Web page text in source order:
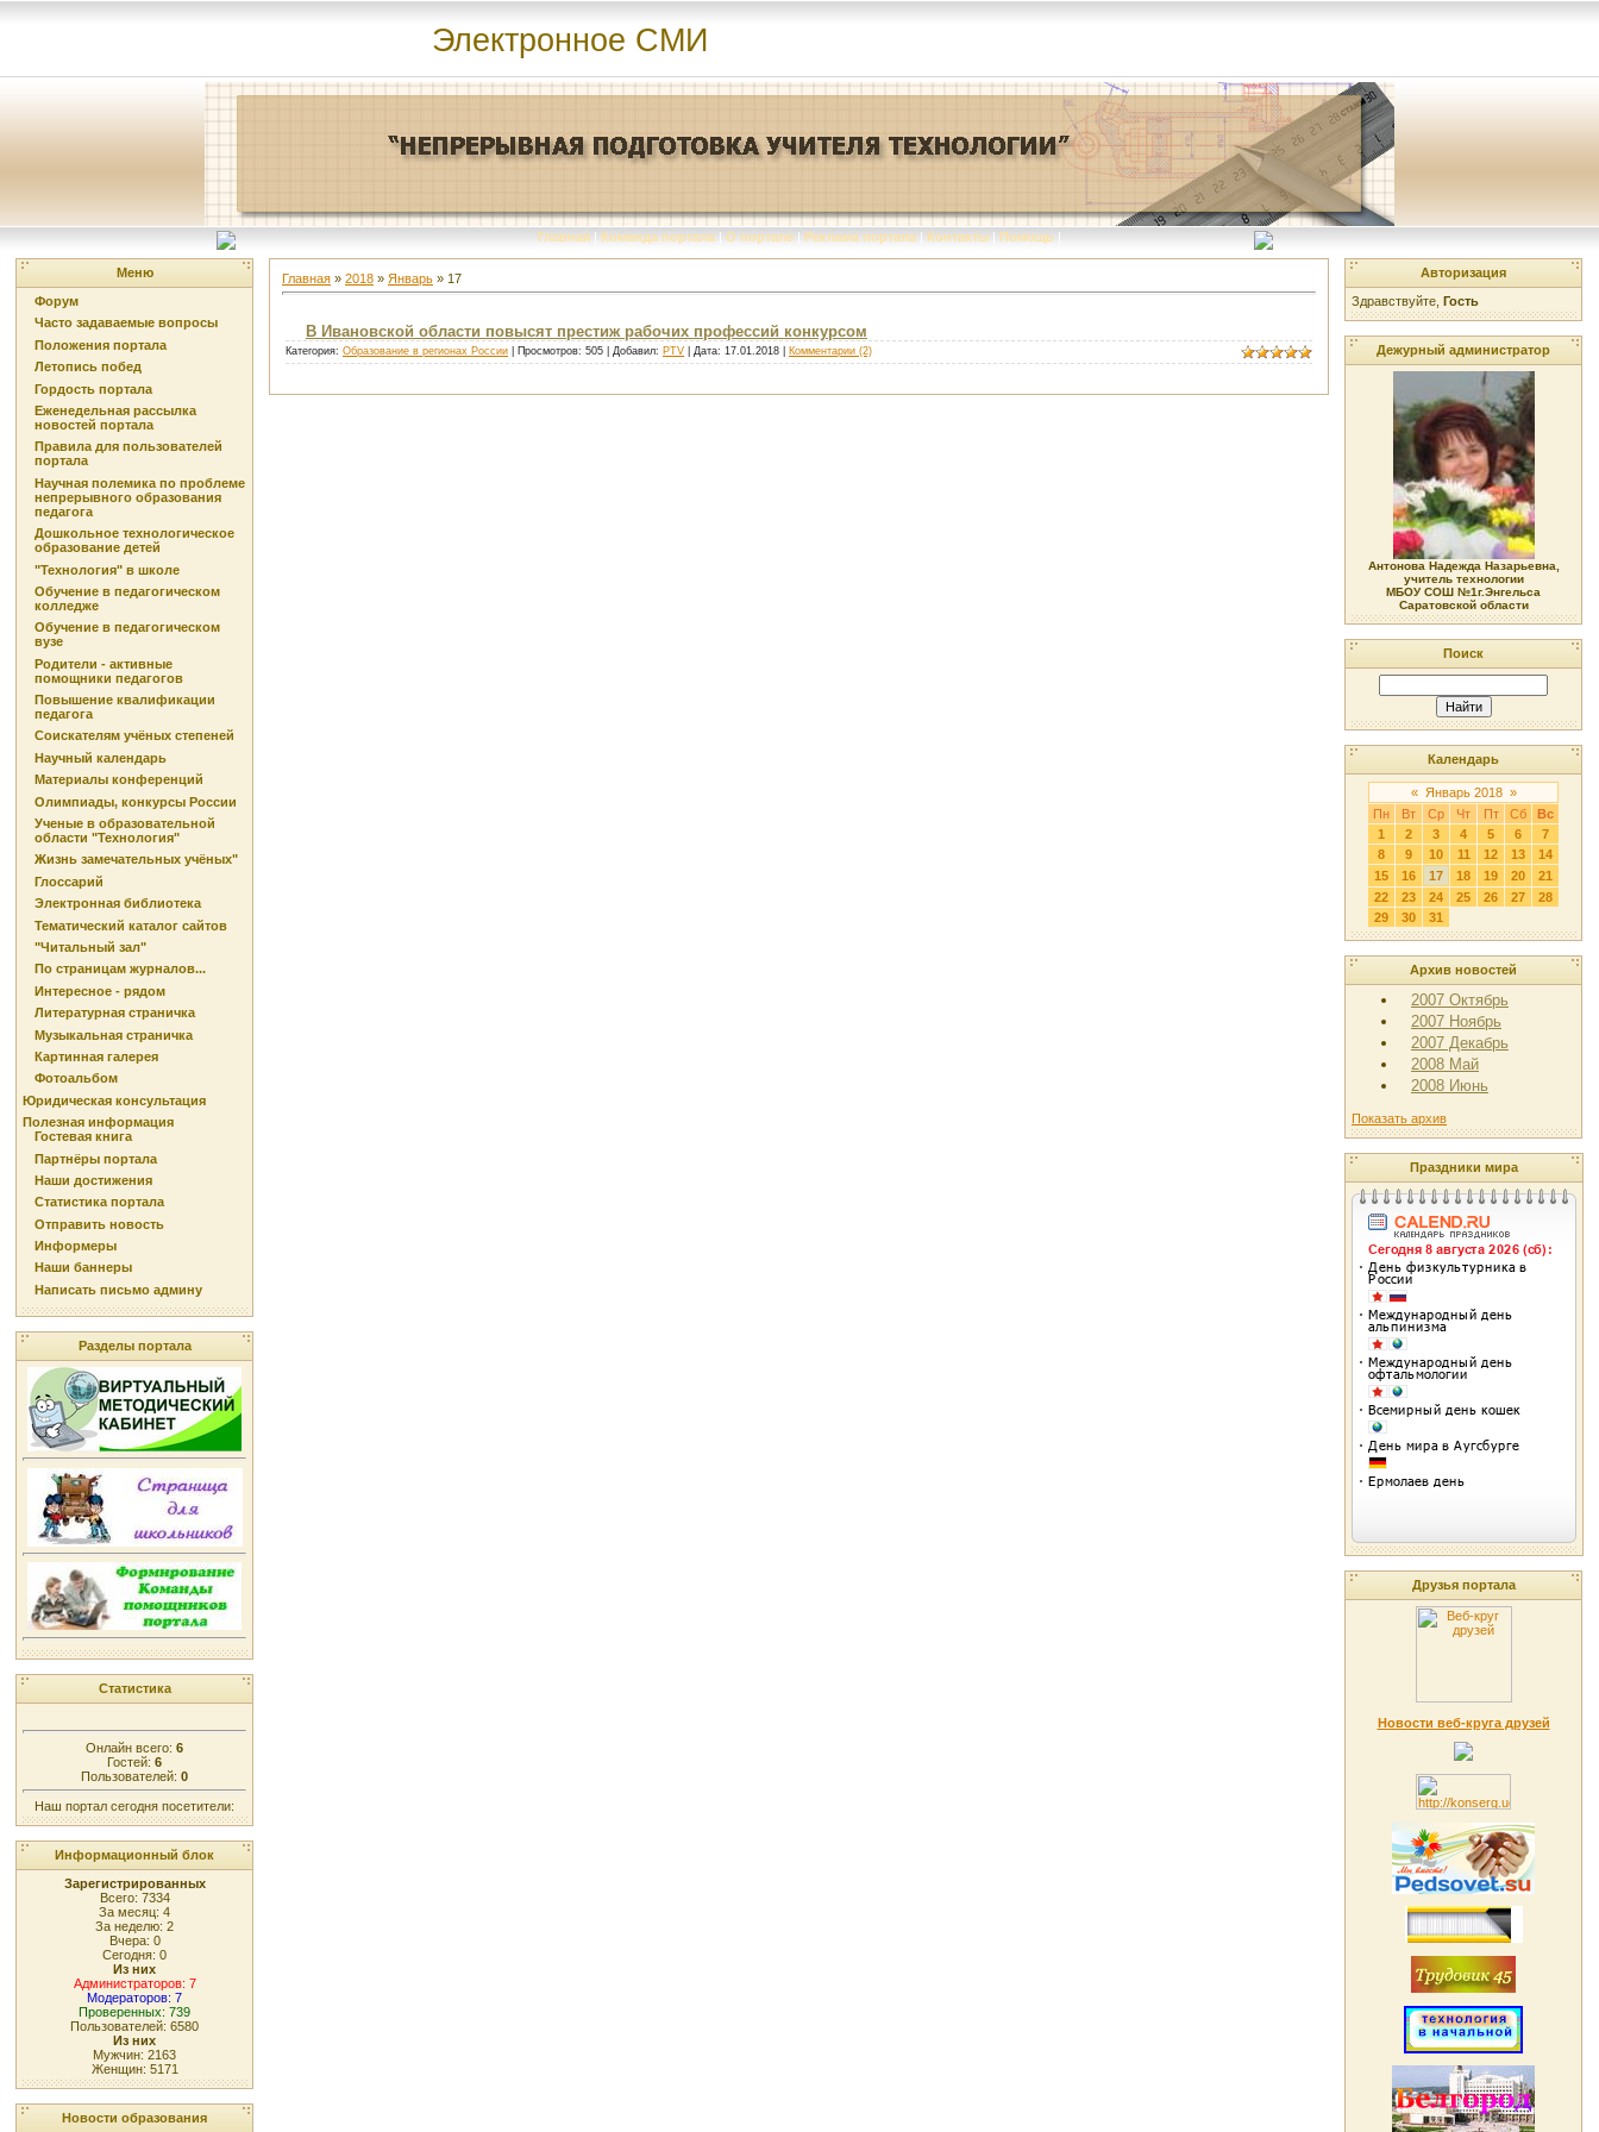
Электронное СМИ
Главная | Команда портала | О портале | Реклама портала | Контакты | Помощь |
Меню
Форум
Часто задаваемые вопросы
Положения портала
Летопись побед
Гордость портала
Еженедельная рассылка
новостей портала
Правила для пользователей
портала
Научная полемика по проблеме
непрерывного образования
педагога
Дошкольное технологическое
образование детей
"Технология" в школе
Обучение в педагогическом
колледже
Обучение в педагогическом
вузе
Родители - активные
помощники педагогов
Повышение квалификации
педагога
Соискателям учёных степеней
Научный календарь
Материалы конференций
Олимпиады, конкурсы России
Ученые в образовательной
области "Технология"
Жизнь замечательных учёных"
Глоссарий
Электронная библиотека
Тематический каталог сайтов
"Читальный зал"
По страницам журналов...
Интересное - рядом
Литературная страничка
Музыкальная страничка
Картинная галерея
Фотоальбом
Юридическая консультация
Полезная информация
Гостевая книга
Партнёры портала
Наши достижения
Статистика портала
Отправить новость
Информеры
Наши баннеры
Написать письмо админу
Разделы портала
Статистика
Онлайн всего: 6
Гостей: 6
Пользователей: 0
Наш портал сегодня посетители:
Информационный блок
Зарегистрированных
Всего: 7334
За месяц: 4
За неделю: 2
Вчера: 0
Сегодня: 0
Из них
Администраторов: 7
Модераторов: 7
Проверенных: 739
Пользователей: 6580
Из них
Мужчин: 2163
Женщин: 5171
Новости образования
Главная » 2018 » Январь » 17
В Ивановской области повысят престиж рабочих профессий конкурсом
Категория: Образование в регионах России | Просмотров: 505 | Добавил: PTV | Дата: 17.01.2018 Комментарии (2)
Авторизация
Здравствуйте, Гость
Дежурный администратор
Антонова Надежда Назарьевна,
учитель технологии
МБОУ СОШ №1г.Энгельса
Саратовской области
Поиск
Календарь
« Январь 2018 »
Пн
Вт Ср Чт Пт Сб
Вс
1
2 3 4 5 6
7
8
9 10 11 12 13
14
15
16 17 18 19 20
21
22
23 24 25 26 27
28
29
30 31
Архив новостей
2007 Октябрь
2007 Ноябрь
2007 Декабрь
2008 Май
2008 Июнь
Показать архив
Праздники мира
Друзья портала
Новости веб-круга друзей